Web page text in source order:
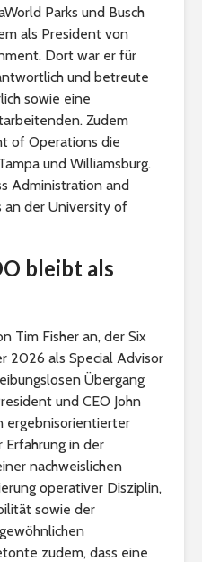
Parks und Busch
als President von
Dort war er für
und betreute
sowie eine
Zudem
of Operations die
und Williamsburg.
Administration and
an der University of
bleibt als
Tim Fisher an, der Six
2026 als Special Advisor
Übergang
und CEO John
ergebnisorientierter
in der
nachweislichen
operativer Disziplin,
sowie der
zudem, dass eine